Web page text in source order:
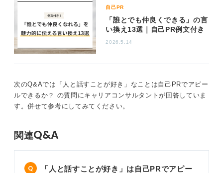
自己PR
「誰とでも仲良くできる」の言
い換え13選｜自己PR例文付き
2026.5.14
次のQ&Aでは「人と話すことが好き」なことは自己PRでアピー
ルできるか？ の質問にキャリアコンサルタントが回答していま
す。併せて参考にしてみてください。
関連Q&A
「人と話すことが好き」は自己PRでアピー